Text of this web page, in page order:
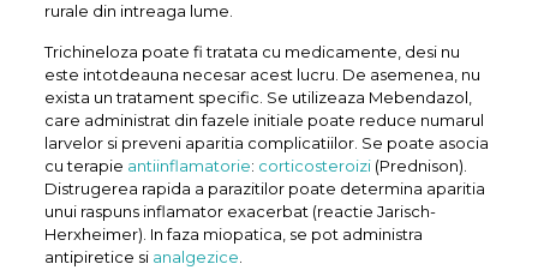
rurale din intreaga lume.
Trichineloza poate fi tratata cu medicamente, desi nu
este intotdeauna necesar acest lucru. De asemenea, nu
exista un tratament specific. Se utilizeaza Mebendazol,
care administrat din fazele initiale poate reduce numarul
larvelor si preveni aparitia complicatiilor. Se poate asocia
cu terapie antiinflamatorie: corticosteroizi(Prednison).
Distrugerea rapida a parazitilor poate determina aparitia
unui raspuns inflamator exacerbat (reactie Jarisch-
Herxheimer). In faza miopatica, se pot administra
antipiretice si analgezice